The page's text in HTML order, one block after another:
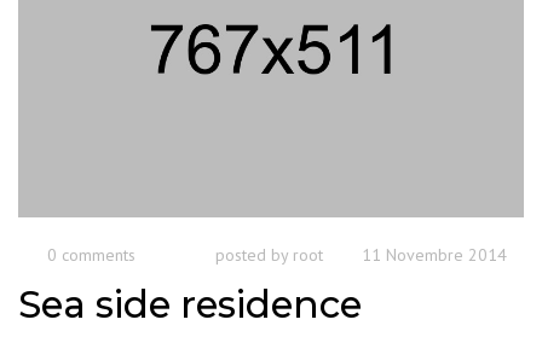
0 comments posted by root 11 Novembre 2014
Sea side residence